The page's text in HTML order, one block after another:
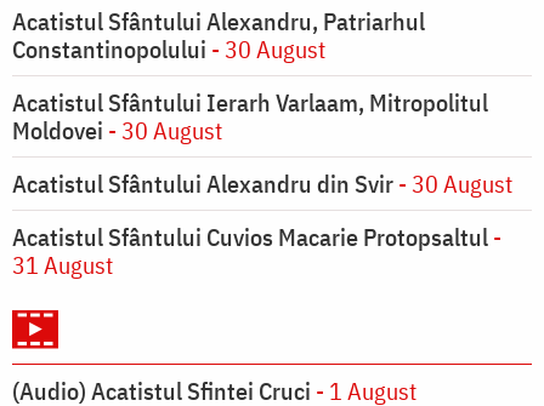
Acatistul Sfântului Alexandru, Patriarhul
Constantinopolului - 30 August
Acatistul Sfântului Ierarh Varlaam, Mitropolitul
Moldovei - 30 August
Acatistul Sfântului Alexandru din Svir- 30 August
Acatistul Sfântului Cuvios Macarie Protopsaltul-
31 August
(Audio) Acatistul Sfintei Cruci - 1 August